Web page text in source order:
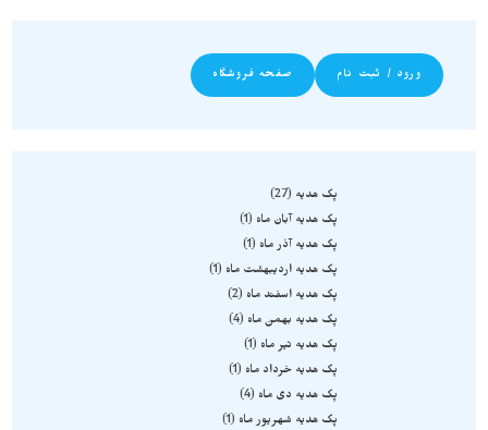
ورود / ثبت نام صفحه فروشگاه
پک هدیه
27
پک هدیه آبان ماه
1
پک هدیه آذر ماه
1
پک هدیه اردیبهشت ماه
1
پک هدیه اسفند ماه
2
پک هدیه بهمن ماه
4
پک هدیه تیر ماه
1
پک هدیه خرداد ماه
1
پک هدیه دی ماه
4
پک هدیه شهریور ماه
1